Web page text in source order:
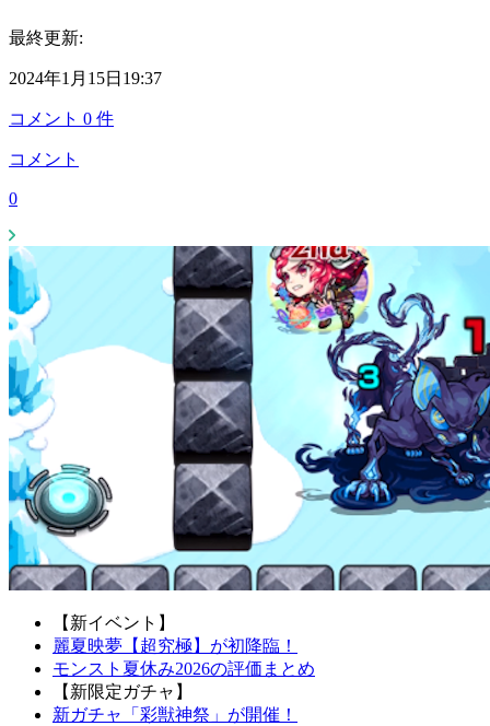
最終更新:
2024年1月15日19:37
コメント 0 件
コメント
0
【新イベント】
麗夏映夢【超究極】が初降臨！
モンスト夏休み2026の評価まとめ
【新限定ガチャ】
新ガチャ「彩獣神祭」が開催！